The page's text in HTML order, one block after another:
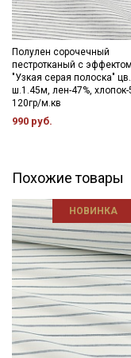
постирайте отрез
выше 40C, для
Уход:
- стирка до 40C в
оборотах;
- противопоказано
- сушить в
проветриваемом
ткани в зависимости
зависимости от
Полулен сорочечный
пестротканый с
"Узкая серая полоска"
ш.1.45м, лен-47%, хлопок-
120гр/м.кв
990 руб.
Похожие товары
НОВИНКА